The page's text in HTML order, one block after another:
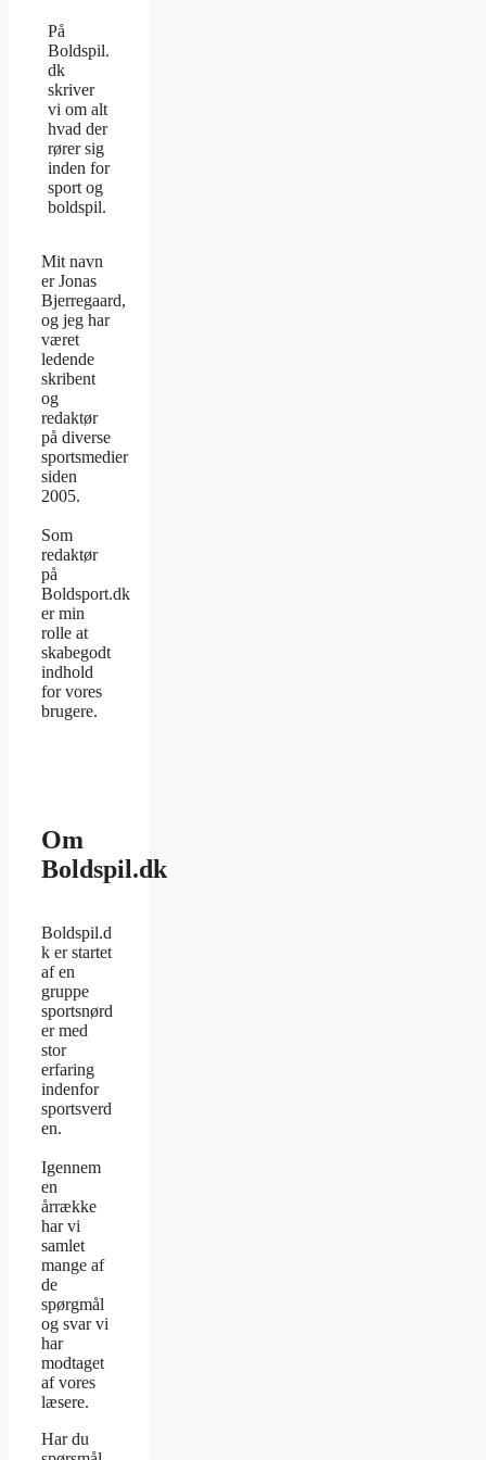
På
Boldspil.
dk
skriver
vi om alt
hvad der
rører sig
inden for
sport og
boldspil.
Mit navn
er Jonas
Bjerregaard,
og jeg har
været
ledende
skribent
og
redaktør
på diverse
sportsmedier
siden
2005.
Som
redaktør
på
Boldsport.dk
er min
rolle at
skabegodt
indhold
for vores
brugere.
Om
Boldspil.dk
Boldspil.d
k er startet
af en
gruppe
sportsnørd
er med
stor
erfaring
indenfor
sportsverd
en.
Igennem
en
årrække
har vi
samlet
mange af
de
spørgmål
og svar vi
har
modtaget
af vores
læsere.
Har du